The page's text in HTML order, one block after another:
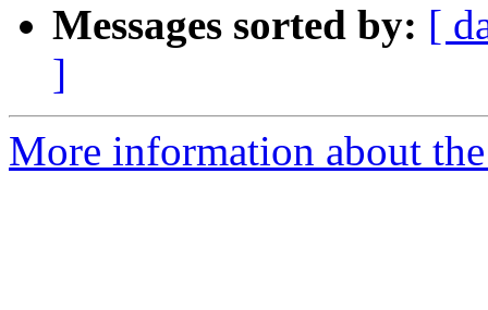
Messages sorted by: [
]
More information about